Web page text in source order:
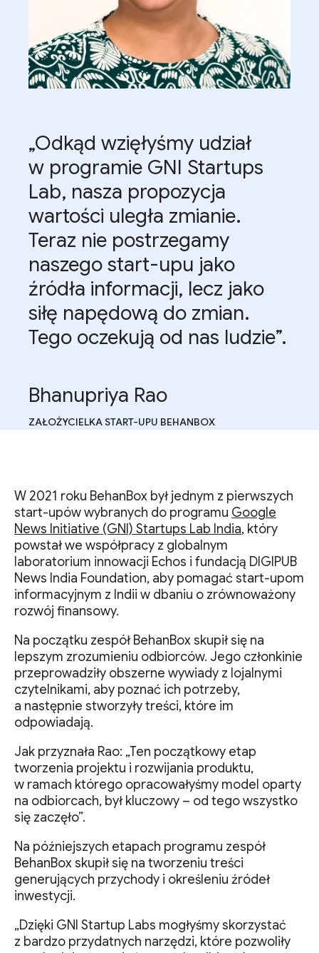
„Odkąd wzięłyśmy udział
w programie GNI Startups
Lab, nasza propozycja
wartości uległa zmianie.
Teraz nie postrzegamy
naszego start-upu jako
źródła informacji, lecz jako
siłę napędową do zmian.
Tego oczekują od nas ludzie”.
Bhanupriya Rao
ZAŁOŻYCIELKA START-UPU BEHANBOX
W 2021 roku BehanBox był jednym z pierwszych
start-upów wybranych do programu Google
News Initiative (GNI) Startups Lab India, który
powstał we współpracy z globalnym
laboratorium innowacji Echos i fundacją DIGIPUB
News India Foundation, aby pomagać start-upom
informacyjnym z Indii w dbaniu o zrównoważony
rozwój finansowy.
Na początku zespół BehanBox skupił się na
lepszym zrozumieniu odbiorców. Jego członkinie
przeprowadziły obszerne wywiady z lojalnymi
czytelnikami, aby poznać ich potrzeby,
a następnie stworzyły treści, które im
odpowiadają.
Jak przyznała Rao: „Ten początkowy etap
tworzenia projektu i rozwijania produktu,
w ramach którego opracowałyśmy model oparty
na odbiorcach, był kluczowy – od tego wszystko
się zaczęło”.
Na późniejszych etapach programu zespół
BehanBox skupił się na tworzeniu treści
generujących przychody i określeniu źródeł
inwestycji.
„Dzięki GNI Startup Labs mogłyśmy skorzystać
z bardzo przydatnych narzędzi, które pozwoliły